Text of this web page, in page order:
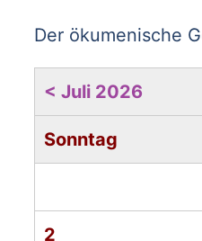
Der ökumenische
< Juli 2026
Sonntag
2